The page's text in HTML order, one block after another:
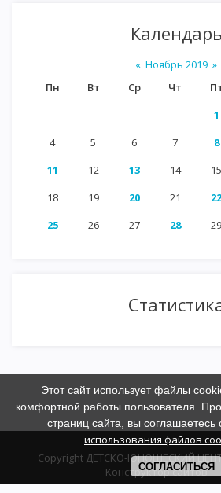
Календарь
« Ноябрь 2019 »
Пн
Вт Ср Чт
1
4
5 6 7 8
11
12 13 14 15
18
19 20 21 22
25
26 27 28 29
Copyright ДЕТСКО-ЮНОШЕСКИЙ
Конструктор сайтов
Этот сайт использует файлы
комфортной работы пользователя.
страниц сайта, вы соглашаетесь
использования файлов
СОГЛАСИТЬСЯ